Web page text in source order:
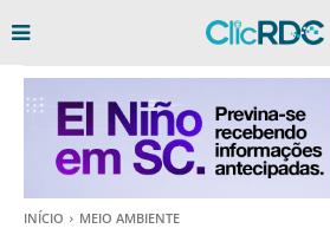
INÍCIO MEIO AMBIENTE